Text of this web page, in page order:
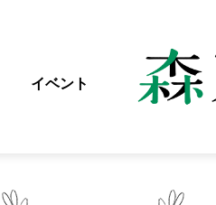
イベント